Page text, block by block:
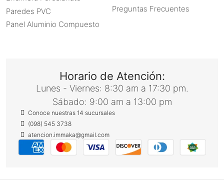
Paredes PVC
Panel Aluminio Compuesto
Preguntas Frecuentes
Horario de Atención:
Lunes - Viernes: 8:30 am a 17:30 pm.
Sábado: 9:00 am a 13:00 pm
Conoce nuestras 14 sucursales
(098) 545 3738
atencion.immaka@gmail.com